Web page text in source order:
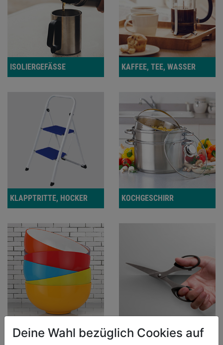
ISOLIERGEFÄSSE KAFFEE, TEE, WASSER
KLAPPTRITTE, HOCKER KOCHGESCHIRR
KÜCHENACCESSOIRES KÜCHENHELFER
Deine Wahl bezüglich Cookies auf